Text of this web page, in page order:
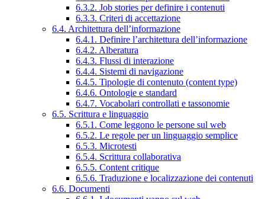
6.3.2. Job stories per definire i contenuti
6.3.3. Criteri di accettazione
6.4. Architettura dell’informazione
6.4.1. Definire l’architettura dell’informazione
6.4.2. Alberatura
6.4.3. Flussi di interazione
6.4.4. Sistemi di navigazione
6.4.5. Tipologie di contenuto (content type)
6.4.6. Ontologie e standard
6.4.7. Vocabolari controllati e tassonomie
6.5. Scrittura e linguaggio
6.5.1. Come leggono le persone sul web
6.5.2. Le regole per un linguaggio semplice
6.5.3. Microtesti
6.5.4. Scrittura collaborativa
6.5.5. Content critique
6.5.6. Traduzione e localizzazione dei contenuti
6.6. Documenti